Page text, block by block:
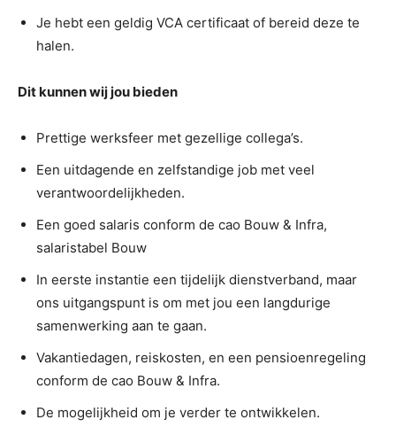
Je hebt een geldig VCA certificaat of bereid deze te
halen.
Dit kunnen wij jou bieden
Prettige werksfeer met gezellige collega’s.
Een uitdagende en zelfstandige job met veel
verantwoordelijkheden.
Een goed salaris conform de cao Bouw & Infra,
salaristabel Bouw
In eerste instantie een tijdelijk dienstverband, maar
ons uitgangspunt is om met jou een langdurige
samenwerking aan te gaan.
Vakantiedagen, reiskosten, en een pensioenregeling
conform de cao Bouw & Infra.
De mogelijkheid om je verder te ontwikkelen.